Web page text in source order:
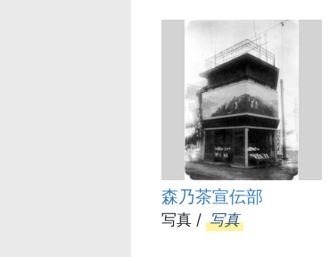
森乃茶宣伝部
写真 / 写真